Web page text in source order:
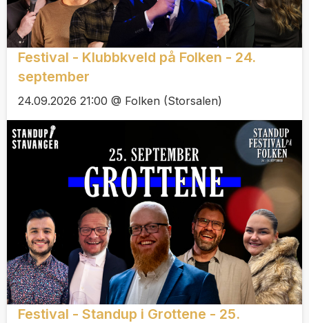
Festival - Klubbkveld på Folken - 24.
september
24.09.2026 21:00 @ Folken (Storsalen)
Festival - Standup i Grottene - 25.